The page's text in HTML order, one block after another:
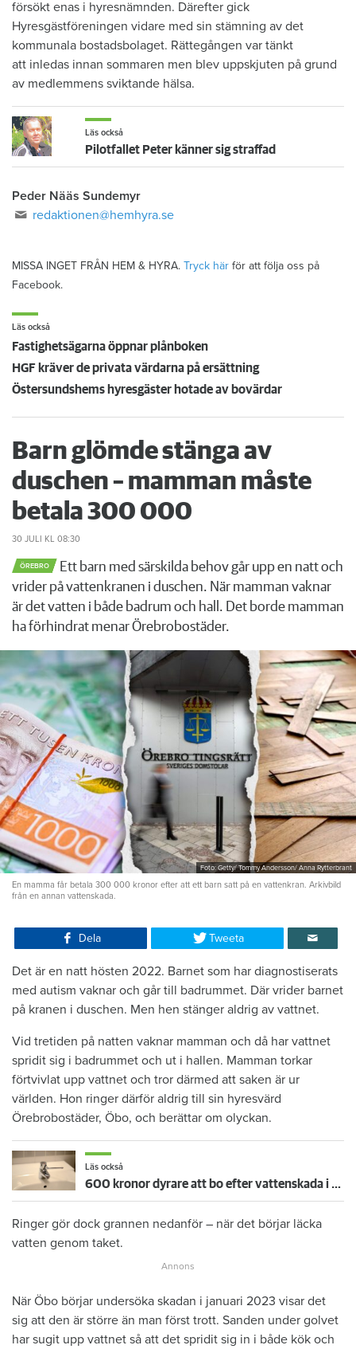
försökt enas i hyresnämnden. Därefter gick
Hyresgästföreningen vidare med sin stämning av det
kommunala bostadsbolaget. Rättegången var tänkt
att inledas innan sommaren men blev uppskjuten på grund
av medlemmens sviktande hälsa.
Läs också
Pilotfallet Peter känner sig straffad
Peder Nääs Sundemyr
redaktionen@hemhyra.se
MISSA INGET FRÅN HEM & HYRA. Tryck här för att följa oss på
Facebook.
Läs också
Fastighetsägarna öppnar plånboken
HGF kräver de privata värdarna på ersättning
Östersundshems hyresgäster hotade av bovärdar
Barn glömde stänga av
duschen – mamman måste
betala 300 000
30 JULI KL 08:30
ÖREBRO
Ett barn med särskilda behov går upp en natt och
vrider på vattenkranen i duschen. När mamman vaknar
är det vatten i både badrum och hall. Det borde mamman
ha förhindrat menar Örebrobostäder.
Foto: Getty/ Tommy Andersson/ Anna Rytterbrant
En mamma får betala 300 000 kronor efter att ett barn satt på en vattenkran. Arkivbild
från en annan vattenskada.
Dela Tweeta
Det är en natt hösten 2022. Barnet som har diagnostiserats
med autism vaknar och går till badrummet. Där vrider barnet
på kranen i duschen. Men hen stänger aldrig av vattnet.
Vid tretiden på natten vaknar mamman och då har vattnet
spridit sig i badrummet och ut i hallen. Mamman torkar
förtvivlat upp vattnet och tror därmed att saken är ur
världen. Hon ringer därför aldrig till sin hyresvärd
Örebrobostäder, Öbo, och berättar om olyckan.
Läs också
600 kronor dyrare att bo efter vattenskada i Varberg
Ringer gör dock grannen nedanför – när det börjar läcka
vatten genom taket.
När Öbo börjar undersöka skadan i januari 2023 visar det
sig att den är större än man först trott. Sanden under golvet
har sugit upp vattnet så att det spridit sig in i både kök och